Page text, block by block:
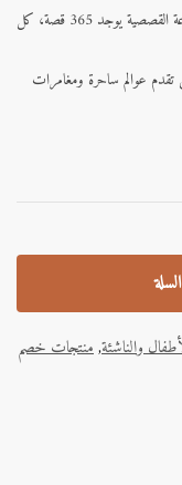
الآن لم تعد هناك مشكلة في قصة ما قبل النوم، في هذه المجموعة القصصية يوجد 365 قصة، كل
عوالم ساحرة ومغامرات
والناشئة,منتجات خصم